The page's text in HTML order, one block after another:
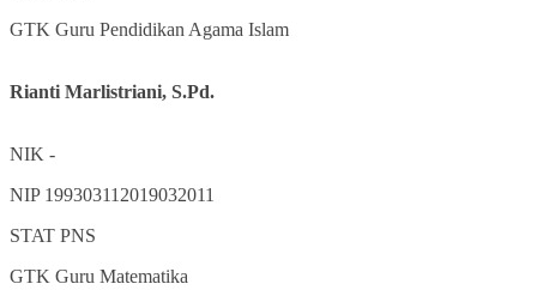
GTK Guru Pendidikan Agama Islam
Rianti Marlistriani, S.Pd.
NIK -
NIP 199303112019032011
STAT PNS
GTK Guru Matematika